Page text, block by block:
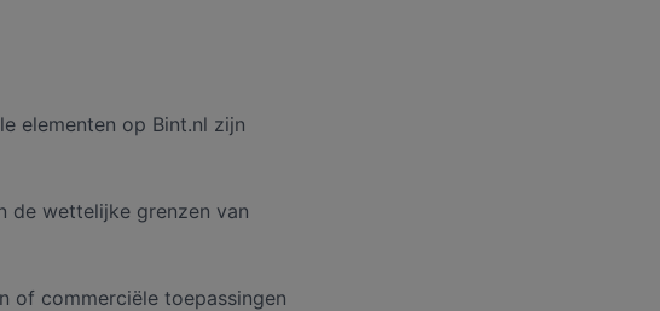
elementen op Bint.nl zijn
de wettelijke grenzen van
of commerciële toepassingen